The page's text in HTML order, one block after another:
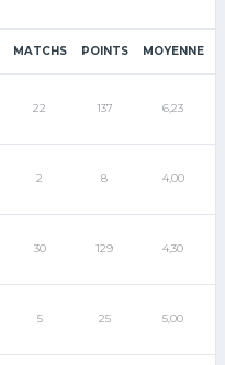
MATCHS POINTS MOYENNE
22 137 6,23
2 8 4,00
30 129 4,30
5 25 5,00